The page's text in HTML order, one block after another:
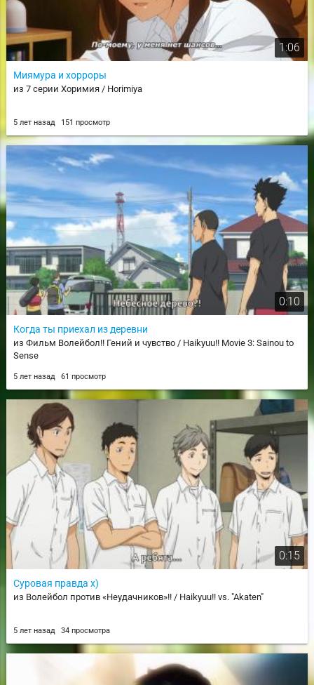
1:06
Миямура и хорроры
из 7 серии Хоримия / Horimiya
5 лет назад 151 просмотр
0:10
Когда ты приехал из деревни
из Фильм Волейбол!! Гений и чувство / Haikyuu!! Movie 3: Sainou to
Sense
5 лет назад 61 просмотр
0:15
Суровая правда х)
из Волейбол против «Неудачников»!! / Haikyuu!! vs. "Akaten"
5 лет назад 34 просмотра